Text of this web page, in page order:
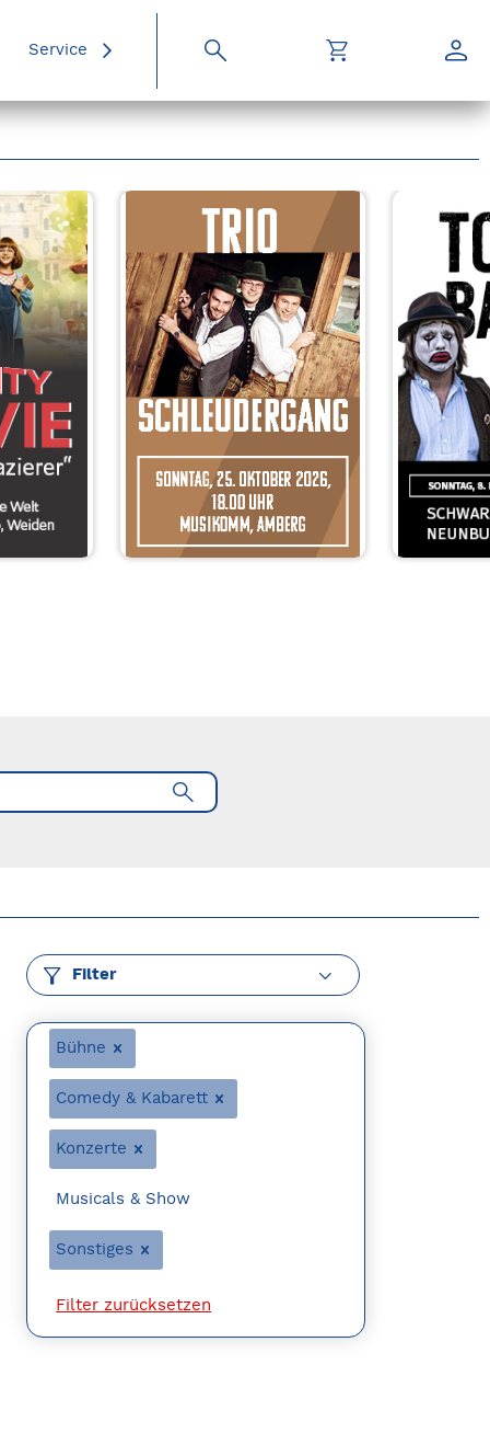
Service Suche Warenkorb Konto
Filter
Bühne
Comedy & Kabarett
Konzerte
Musicals & Show
Sonstiges
Filter zurücksetzen